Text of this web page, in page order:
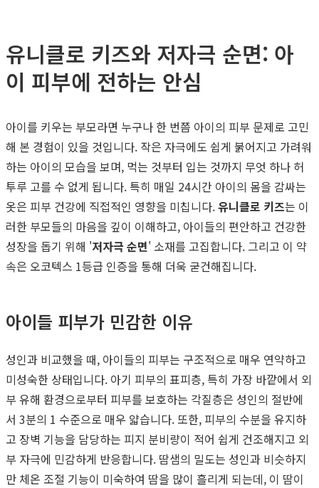
유니클로 키즈와 저자극 순면: 아
이 피부에 전하는 안심
아이를 키우는 부모라면 누구나 한 번쯤 아이의 피부 문제로 고민
해 본 경험이 있을 것입니다. 작은 자극에도 쉽게 붉어지고 가려워
하는 아이의 모습을 보며, 먹는 것부터 입는 것까지 무엇 하나 허
투루 고를 수 없게 됩니다. 특히 매일 24시간 아이의 몸을 감싸는
옷은 피부 건강에 직접적인 영향을 미칩니다.유니클로 키즈는 이
러한 부모들의 마음을 깊이 이해하고, 아이들의 편안하고 건강한
성장을 돕기 위해 '저자극 순면' 소재를 고집합니다. 그리고 이 약
속은 오코텍스 1등급 인증을 통해 더욱 굳건해집니다.
아이들 피부가 민감한 이유
성인과 비교했을 때, 아이들의 피부는 구조적으로 매우 연약하고
미성숙한 상태입니다. 아기 피부의 표피층, 특히 가장 바깥에서 외
부 유해 환경으로부터 피부를 보호하는 각질층은 성인의 절반에
서 3분의 1 수준으로 매우 얇습니다. 또한, 피부의 수분을 유지하
고 장벽 기능을 담당하는 피지 분비량이 적어 쉽게 건조해지고 외
부 자극에 민감하게 반응합니다. 땀샘의 밀도는 성인과 비슷하지
만 체온 조절 기능이 미숙하여 땀을 많이 흘리게 되는데, 이 땀이